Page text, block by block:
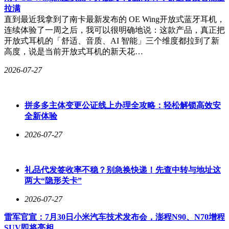
拉满
直到最近我拿到了南卡最新发布的 OE Wing开放式蓝牙耳机，
连续体验了一周之后，我可以很明确地说：这款产品，真正把
开放式耳机的「舒适、音质、AI 智能」三个维度都拉到了新
高度，说是当前开放式耳机的新天花…
2026-07-27
拼多多主体变更公证线上办理全攻略：轻松解锁高效安
全新体验
2026-07-27
礼品代发签收率不稳？别急换快递！先查中转与地址这
两大“隐形关卡”
2026-07-27
雷军官宣：7月30日小米汽车技术发布会，澎程N90、N70增程